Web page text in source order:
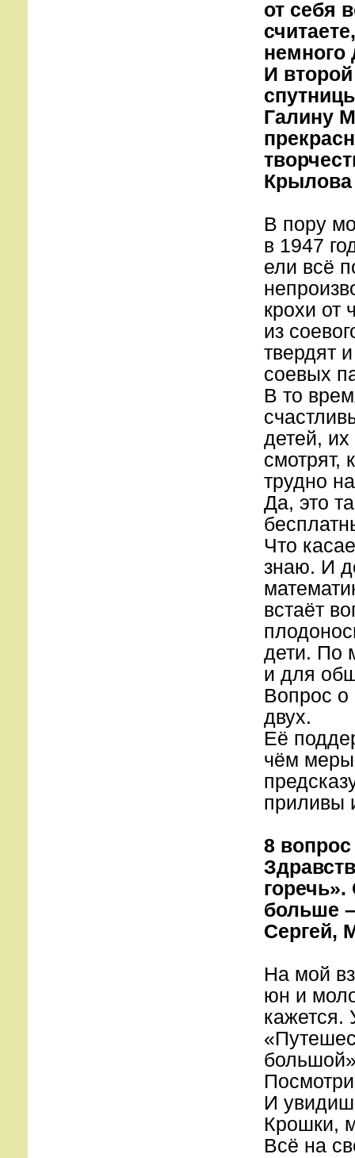
от себя
немного
И
Галину
В пору
в 1947
ели всё
крохи от
из
твердят
соевых
В то
детей,
смотрят,
трудно
Да, это
Что
знаю. И
встаёт
дети. По
и для
Вопрос о
двух.
Её
чём меры
приливы
8 вопрос
больше
Сергей,
На мой
юн и
кажется.
И
Крошки,
Всё на